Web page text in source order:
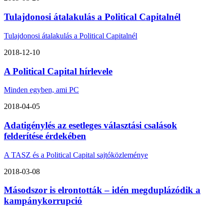
Tulajdonosi átalakulás a Political Capitalnél
Tulajdonosi átalakulás a Political Capitalnél
2018-12-10
A Political Capital hírlevele
Minden egyben, ami PC
2018-04-05
Adatigénylés az esetleges választási csalások
felderítése érdekében
A TASZ és a Political Capital sajtóközleménye
2018-03-08
Másodszor is elrontották – idén megduplázódik a
kampánykorrupció